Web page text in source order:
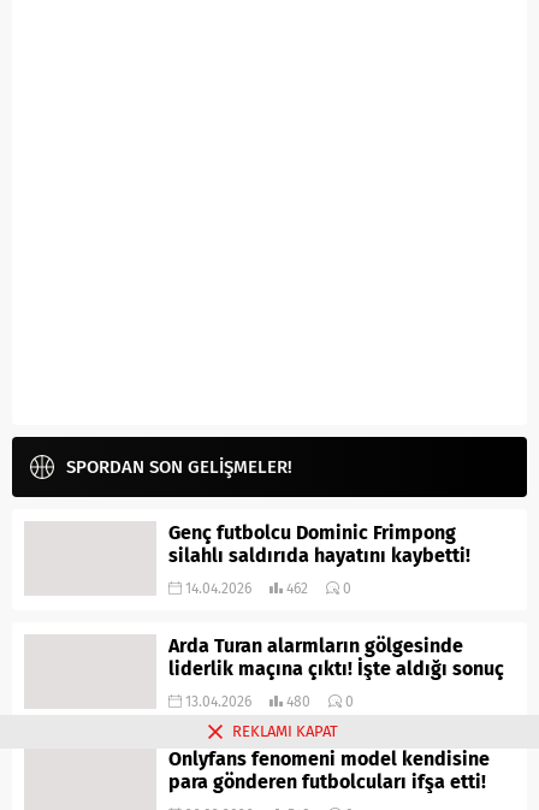
SPORDAN SON GELİŞMELER!
Genç futbolcu Dominic Frimpong
silahlı saldırıda hayatını kaybetti!
14.04.2026 462 0
Arda Turan alarmların gölgesinde
liderlik maçına çıktı! İşte aldığı sonuç
13.04.2026 480 0
Onlyfans fenomeni model kendisine
para gönderen futbolcuları ifşa etti!
REKLAMI KAPAT